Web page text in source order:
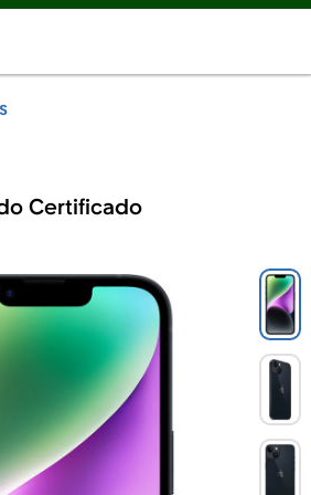
Certificado
Apple iPhone 14